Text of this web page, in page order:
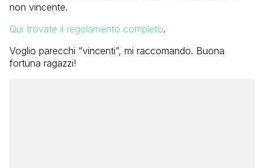
non vincente.
Qui trovate il regolamento completo.
Voglio parecchi “vincenti”, mi raccomando. Buona
fortuna ragazzi!